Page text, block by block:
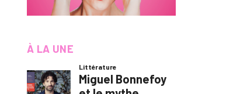
À LA UNE